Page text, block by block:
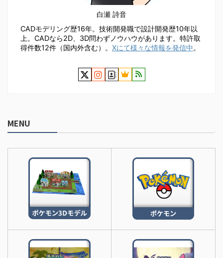
白瀬 詩音
CADモデリング歴16年。技術開発職で設計開発歴10年以
上。CADなら2D、3D問わずノウハウがあります。特許取
得件数12件（国内外含む）。 Xにて様々な情報を発信中 。
MENU